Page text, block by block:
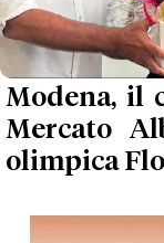
Modena, il
Mercato
olimpica